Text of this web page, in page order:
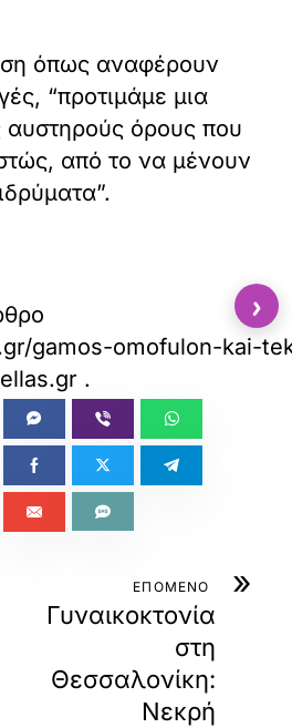
όπως αναφέρουν
“προτιμάμε μια
αυστηρούς όρους που
από το να μένουν
gamos-omofulon-kai-
.
»
ΕΠΟΜΕΝΟ
Γυναικοκτονία
στη
Θεσσαλονίκη:
Νεκρή
›